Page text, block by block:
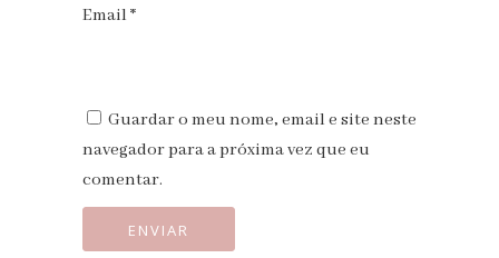
Email *
Guardar o meu nome, email e site neste
navegador para a próxima vez que eu
comentar.